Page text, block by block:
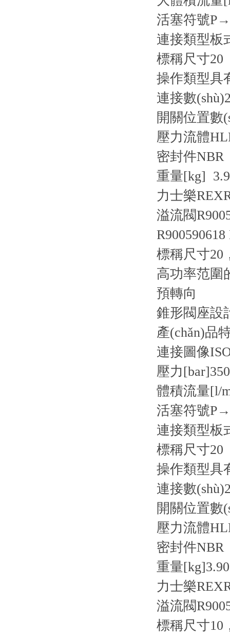
活塞符號
連接類型板
標稱尺寸20
操作類型具
連接數(shù)
開關位置數
壓力流體
密封件NBR
重量[kg] 3.9
力士樂
溢流閥
標稱尺寸
高功率范圍
預轉向
錐形閥座設
產(chǎn)品
連接圖像
壓力[bar]350
體積流量[l/
活塞符號
連接類型板
標稱尺寸20
操作類型具
連接數(shù)
開關位置數
壓力流體
密封件NBR
重量[kg]
力士樂
溢流閥
標稱尺寸